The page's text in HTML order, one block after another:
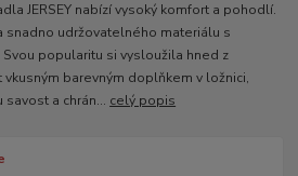
JERSEY nabízí vysoký komfort a pohodlí.
snadno udržovatelného materiálu s
popularitu si vysloužila hned z
barevným doplňkem v ložnici,
a chrán... celý popis